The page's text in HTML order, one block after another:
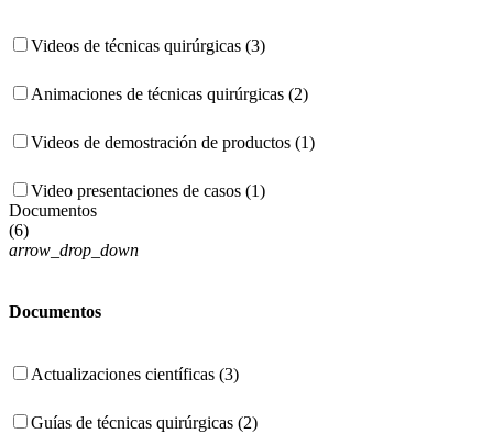
Videos de técnicas quirúrgicas (3)
Animaciones de técnicas quirúrgicas (2)
Videos de demostración de productos (1)
Video presentaciones de casos (1)
Documentos
(6)
arrow_drop_down
Documentos
Actualizaciones científicas (3)
Guías de técnicas quirúrgicas (2)